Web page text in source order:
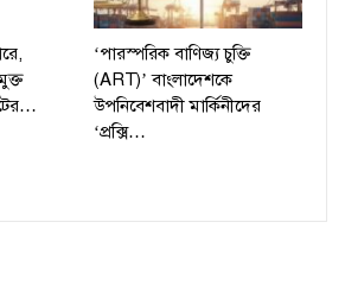
‘পারস্পরিক বাণিজ্য চুক্তি
(ART)’ বাংলাদেশকে
উপনিবেশবাদী মার্কিনীদের
‘প্রক্সি…